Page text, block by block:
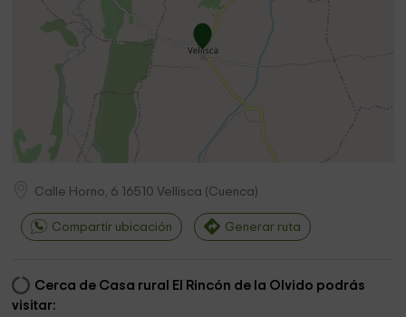
Calle Horno, 6 16510 Vellisca (Cuenca)
Compartir ubicación Generar ruta
Cerca de Casa rural El Rincón de la Olvido podrás
visitar: